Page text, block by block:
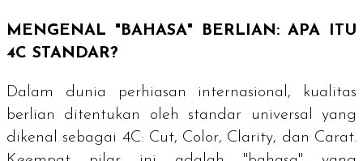
MENGENAL "BAHASA" BERLIAN: APA ITU
4C STANDAR?
Dalam dunia perhiasan internasional, kualitas
berlian ditentukan oleh standar universal yang
dikenal sebagai 4C: Cut, Color, Clarity, dan Carat.